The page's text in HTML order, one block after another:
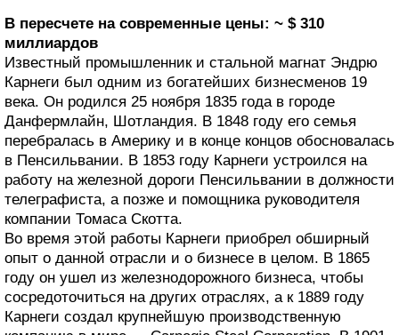
В пересчете на современные цены: ~ $ 310
миллиардов
Известный промышленник и стальной магнат Эндрю
Карнеги был одним из богатейших бизнесменов 19
века. Он родился 25 ноября 1835 года в городе
Данфермлайн, Шотландия. В 1848 году его семья
перебралась в Америку и в конце концов обосновалась
в Пенсильвании. В 1853 году Карнеги устроился на
работу на железной дороги Пенсильвании в должности
телеграфиста, а позже и помощника руководителя
компании Томаса Скотта.
Во время этой работы Карнеги приобрел обширный
опыт о данной отрасли и о бизнесе в целом. В 1865
году он ушел из железнодорожного бизнеса, чтобы
сосредоточиться на других отраслях, а к 1889 году
Карнеги создал крупнейшую производственную